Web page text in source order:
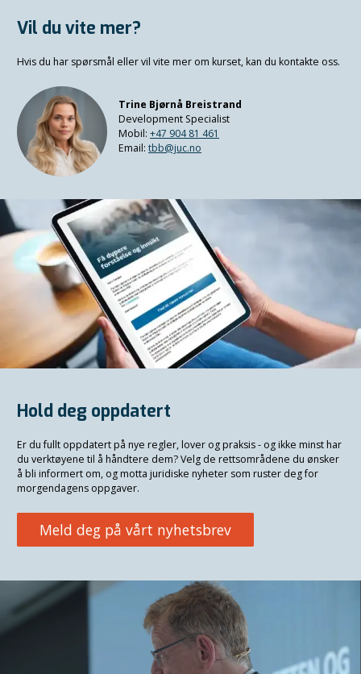
Vil du vite mer?
Hvis du har spørsmål eller vil vite mer om kurset, kan du kontakte oss.
Trine Bjørnå Breistrand
Development Specialist
Mobil: +47 904 81 461
Email: tbb@juc.no
Hold deg oppdatert
Er du fullt oppdatert på nye regler, lover og praksis - og ikke minst har
du verktøyene til å håndtere dem? Velg de rettsområdene du ønsker
å bli informert om, og motta juridiske nyheter som ruster deg for
morgendagens oppgaver.
Meld deg på vårt nyhetsbrev